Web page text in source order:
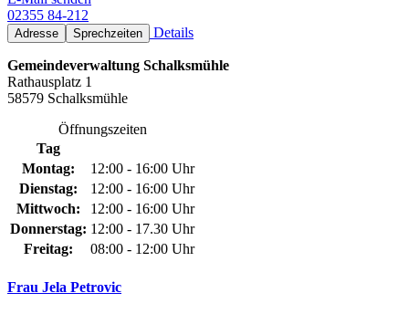
02355 84-212
Adresse Sprechzeiten Details
Gemeindeverwaltung Schalksmühle
Rathausplatz 1
58579 Schalksmühle
Öffnungszeiten
Tag
Montag:
12:00 - 16:00 Uhr
Dienstag:
12:00 - 16:00 Uhr
Mittwoch:
12:00 - 16:00 Uhr
Donnerstag: 12:00 - 17.30 Uhr
Freitag:
08:00 - 12:00 Uhr
Frau Jela Petrovic